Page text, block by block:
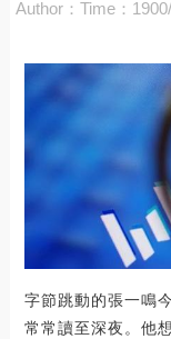
Author： Time：
字節跳動的張一鳴
常常讀至深夜。他